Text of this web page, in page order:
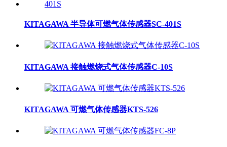
KITAGAWA 半导体可燃气体传感器SC-401S
KITAGAWA 接触燃烧式气体传感器C-10S
KITAGAWA 可燃气体传感器KTS-526